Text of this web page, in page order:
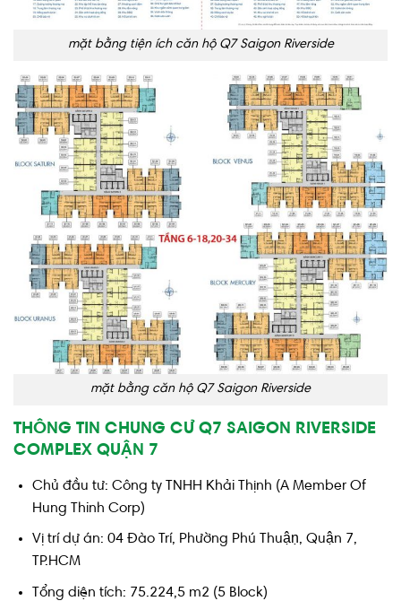
mặt bằng tiện ích căn hộ Q7 Saigon Riverside
mặt bằng căn hộ Q7 Saigon Riverside
THÔNG TIN CHUNG CƯ Q7 SAIGON RIVERSIDE
COMPLEX QUẬN 7
Chủ đầu tư: Công ty TNHH Khải Thịnh (A Member Of
Hung Thinh Corp)
Vị trí dự án: 04 Đào Trí, Phường Phú Thuậṇ, Quận 7,
TP.HCM
Tổng diện tích: 75.224,5 m2 (5 Block)